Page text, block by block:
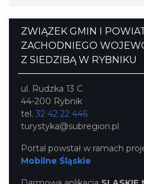
ZWIĄZEK GMIN I
ZACHODNIEGO
Z SIEDZIBĄ W RYBNIKU
ul. Rudzka 13 C
44-200 Rybnik
tel. 32 42 22 446
turystyka@subregion.pl
Portal powstał w ramach
Mobilne Śląskie